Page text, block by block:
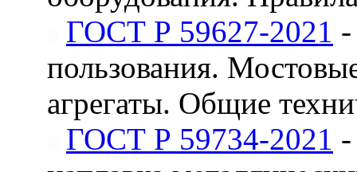
ГОСТ Р 59627-2021
пользования.
агрегаты. Общие
ГОСТ Р 59734-2021